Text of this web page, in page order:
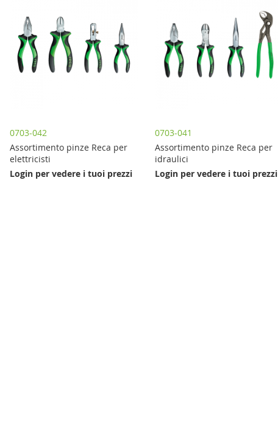
0703-042
Assortimento pinze Reca per
elettricisti
Login per vedere i tuoi prezzi
0703-041
Assortimento pinze Reca per
idraulici
Login per vedere i tuoi prezzi